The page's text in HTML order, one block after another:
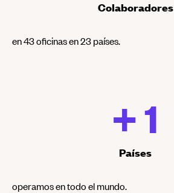
Colaboradores
en 43 oficinas en 23 países.
+ 1
Países
operamos en todo el mundo.